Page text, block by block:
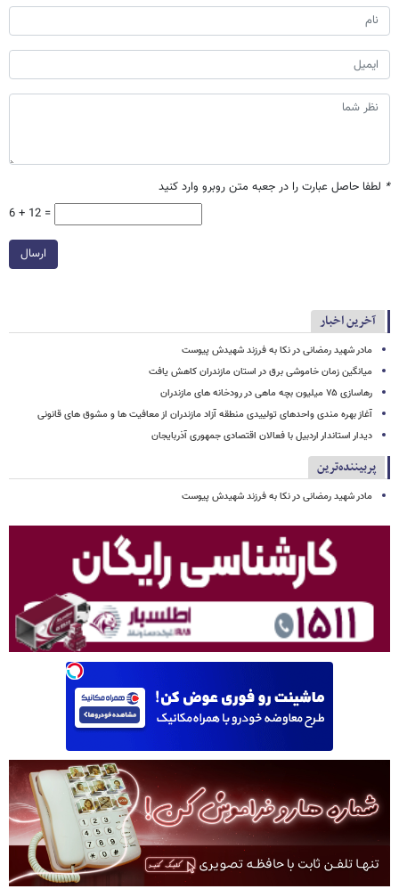
* لطفا حاصل عبارت را در جعبه متن روبرو وارد کنید
6 + 12 =
ارسال
آخرین اخبار
مادر شهید رمضانی در نکا به فرزند شهیدش پیوست
میانگین زمان خاموشی برق در استان مازندران کاهش یافت
رهاسازی ۷۵ میلیون بچه ماهی در رودخانه های مازندران
آغاز بهره مندی واحدهای تولییدی منطقه آزاد مازندران از معافیت ها و مشوق های قانونی
دیدار استاندار اردبیل با فعالان اقتصادی جمهوری آذربایجان
پربیننده‌ترین
مادر شهید رمضانی در نکا به فرزند شهیدش پیوست